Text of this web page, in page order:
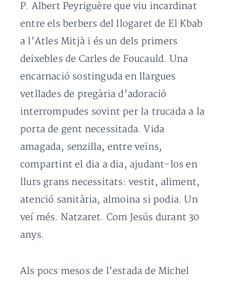
P. Albert Peyriguère que viu incardinat
entre els berbers del llogaret de El Kbab
a l’Atles Mitjà i és un dels primers
deixebles de Carles de Foucauld. Una
encarnació sostinguda en llargues
vetllades de pregària d’adoració
interrompudes sovint per la trucada a la
porta de gent necessitada. Vida
amagada, senzilla, entre veïns,
compartint el dia a dia, ajudant-los en
llurs grans necessitats: vestit, aliment,
atenció sanitària, almoina si podia. Un
veí més. Natzaret. Com Jesús durant 30
anys.
Als pocs mesos de l’estada de Michel